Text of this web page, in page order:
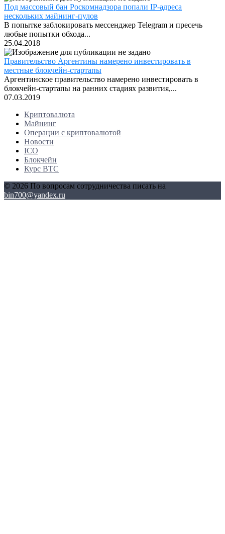
Под массовый бан Роскомнадзора попали IP-адреса
нескольких майнинг-пулов
В попытке заблокировать мессенджер Telegram и пресечь
любые попытки обхода...
25.04.2018
Правительство Аргентины намерено инвестировать в
местные блокчейн-стартапы
Аргентинское правительство намерено инвестировать в
блокчейн-стартапы на ранних стадиях развития,...
07.03.2019
Криптовалюта
Майнинг
Операции с криптовалютой
Новости
ICO
Блокчейн
Курс BTC
© 2026 По вопросам сотрудничества писать на
bin700@yandex.ru